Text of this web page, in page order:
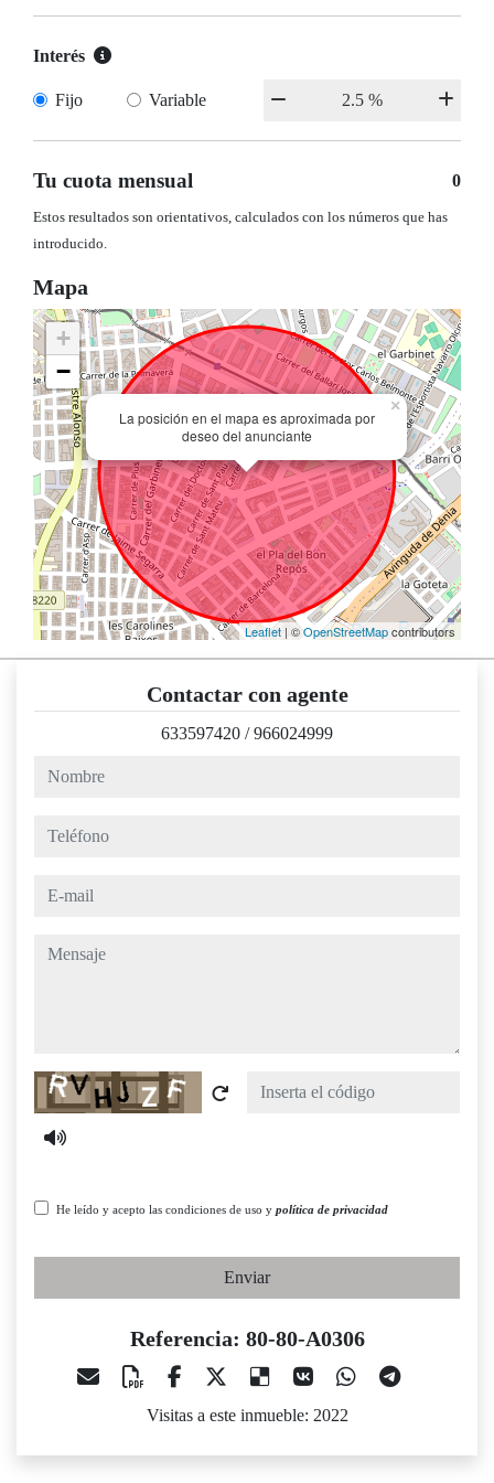
Interés
Fijo Variable
Tu cuota mensual 0
Estos resultados son orientativos, calculados con los números que has
introducido.
Mapa
La posición en el mapa es aproximada por
deseo del anunciante
×
+
−
Leaflet | ©OpenStreetMapcontributors
Contactar con agente
633597420 /966024999
nombre
teléfono
e-mail
mensaje
Captcha
He leído y acepto las condiciones de uso y política de privacidad
Enviar
Referencia: 80-80-A0306
Visitas a este inmueble: 2022